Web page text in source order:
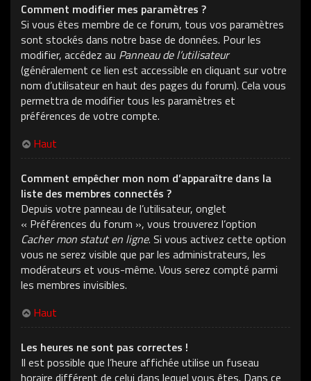
Comment modifier mes paramètres ?
Si vous êtes membre de ce forum, tous vos paramètres
sont stockés dans notre base de données. Pour les
modifier, accédez au Panneau de l’utilisateur
(généralement ce lien est accessible en cliquant sur votre
nom d’utilisateur en haut des pages du forum). Cela vous
permettra de modifier tous les paramètres et
préférences de votre compte.
Haut
Comment empêcher mon nom d’apparaître dans la
liste des membres connectés ?
Depuis votre panneau de l’utilisateur, onglet
« Préférences du forum », vous trouverez l’option
Cacher mon statut en ligne. Si vous activez cette option
vous ne serez visible que par les administrateurs, les
modérateurs et vous-même. Vous serez compté parmi
les membres invisibles.
Haut
Les heures ne sont pas correctes !
Il est possible que l’heure affichée utilise un fuseau
horaire différent de celui dans lequel vous êtes. Dans ce